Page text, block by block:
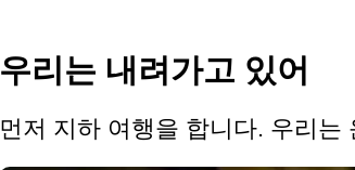
우리는 내려가고 있어
먼저 지하 여행을 합니다. 우리